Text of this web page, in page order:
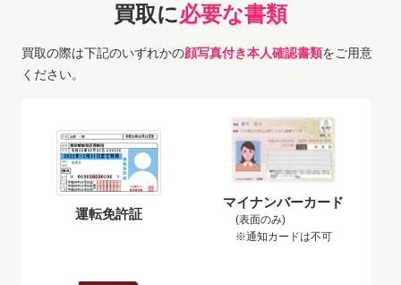
買取に必要な書類
買取の際は下記のいずれかの顔写真付き本人確認書類をご用意
ください。
運転免許証
マイナンバーカード
(表面のみ)
※通知カードは不可